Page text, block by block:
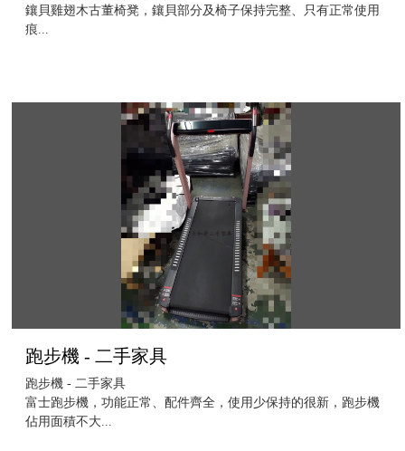
鑲貝雞翅木古董椅凳，鑲貝部分及椅子保持完整、只有正常使用
痕...
跑步機 - 二手家具
跑步機 - 二手家具
富士跑步機，功能正常、配件齊全，使用少保持的很新，跑步機
佔用面積不大...